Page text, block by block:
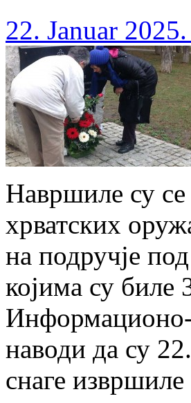
22. Januar
Навршиле су се
хрватских
на подручје
којима су биле
Информационо-
наводи да су
снаге